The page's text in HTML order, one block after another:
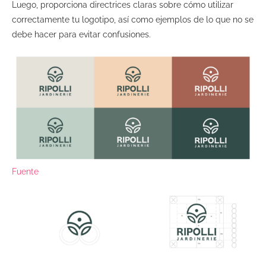
Luego, proporciona directrices claras sobre cómo utilizar
correctamente tu logotipo, así como ejemplos de lo que no se
debe hacer para evitar confusiones.
Fuente